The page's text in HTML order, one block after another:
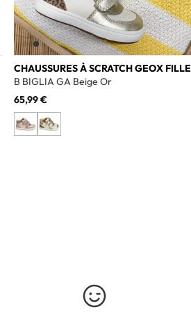
CHAUSSURES À SCRATCH GEOX FILLE
B BIGLIA GA Beige Or
65,99 €